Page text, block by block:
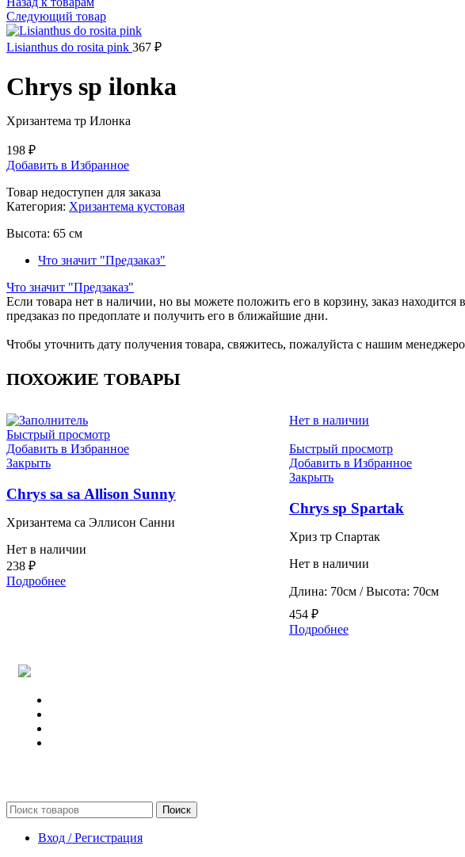
Следующий товар
Lisianthus do rosita pink 367 ₽
Chrys sp ilonka
Хризантема тр Илонка
198 ₽
Добавить в Избранное
Товар недоступен для заказа
Категория: Хризантема кустовая
Высота: 65 см
Что значит "Предзаказ"
Что значит "Предзаказ"
Если товара нет в наличии, но вы можете положить его в корзину, заказ
предзаказ по предоплате и получить его в ближайшие дни.
Чтобы уточнить дату получения товара, свяжитесь, пожалуйста с нашим
ПОХОЖИЕ ТОВАРЫ
Быстрый просмотр
Добавить в Избранное
Закрыть
Chrys sa sa Allison Sunny
Хризантема са Эллисон Санни
Нет в наличии
238 ₽
Подробнее
Нет в наличии
Быстрый просмотр
Добавить в Избранное
Закрыть
Chrys sp Spartak
Хриз тр Спартак
Нет в наличии
Длина: 70см / Высота: 70см
454 ₽
Подробнее
Поиск
Вход / Регистрация